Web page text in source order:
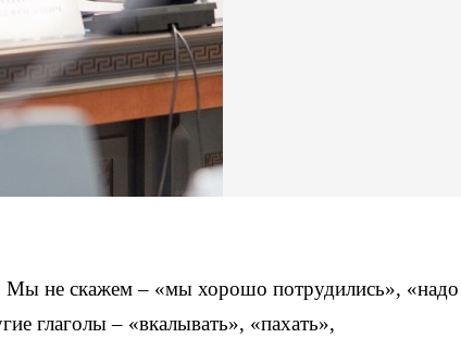
Мы не скажем – «мы хорошо потрудились», «надо
глаголы – «вкалывать», «пахать»,